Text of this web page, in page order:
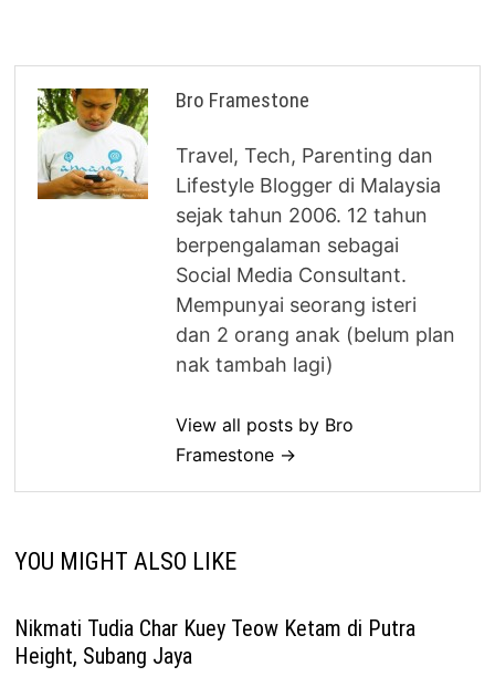
Bro Framestone
Travel, Tech, Parenting dan
Lifestyle Blogger di Malaysia
sejak tahun 2006. 12 tahun
berpengalaman sebagai
Social Media Consultant.
Mempunyai seorang isteri
dan 2 orang anak (belum plan
nak tambah lagi)
View all posts by Bro
Framestone →
YOU MIGHT ALSO LIKE
Nikmati Tudia Char Kuey Teow Ketam di Putra
Height, Subang Jaya